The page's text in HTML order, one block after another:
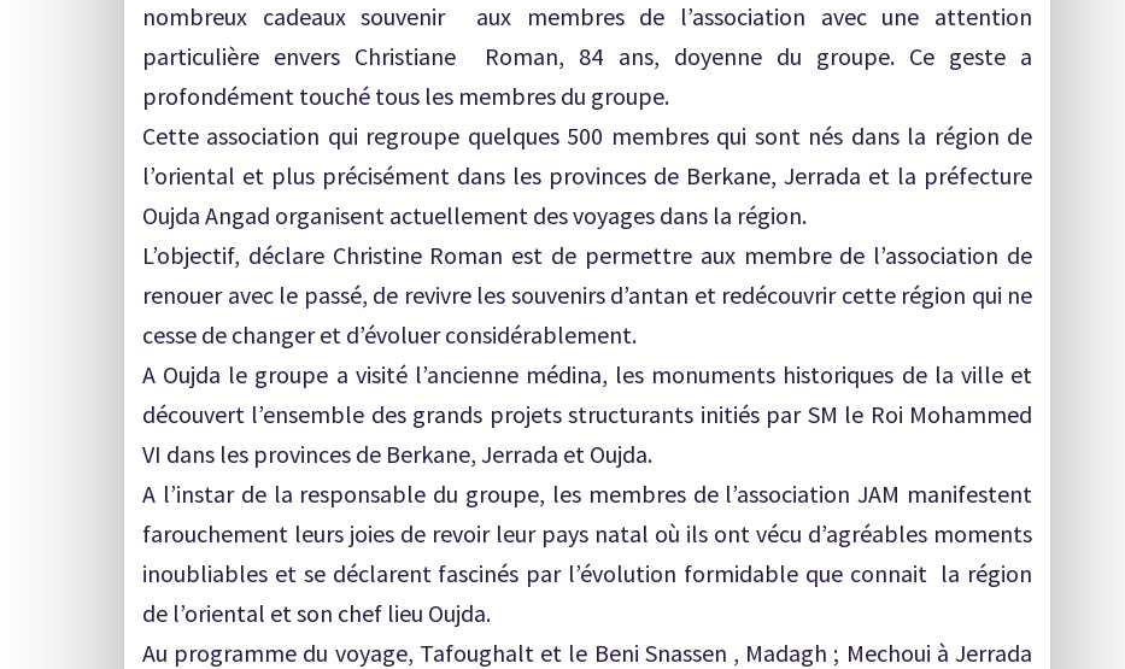
nombreux cadeaux souvenir aux membres de l’association avec une attention
particulière envers Christiane Roman, 84 ans, doyenne du groupe. Ce geste a
profondément touché tous les membres du groupe.
Cette association qui regroupe quelques 500 membres qui sont nés dans la région de
l’oriental et plus précisément dans les provinces de Berkane, Jerrada et la préfecture
Oujda Angad organisent actuellement des voyages dans la région.
L’objectif, déclare Christine Roman est de permettre aux membre de l’association de
renouer avec le passé, de revivre les souvenirs d’antan et redécouvrir cette région qui ne
cesse de changer et d’évoluer considérablement.
A Oujda le groupe a visité l’ancienne médina, les monuments historiques de la ville et
découvert l’ensemble des grands projets structurants initiés par SM le Roi Mohammed
VI dans les provinces de Berkane, Jerrada et Oujda.
A l’instar de la responsable du groupe, les membres de l’association JAM manifestent
farouchement leurs joies de revoir leur pays natal où ils ont vécu d’agréables moments
inoubliables et se déclarent fascinés par l’évolution formidable que connait la région
de l’oriental et son chef lieu Oujda.
Au programme du voyage, Tafoughalt et le Beni Snassen , Madagh ; Mechoui à Jerrada